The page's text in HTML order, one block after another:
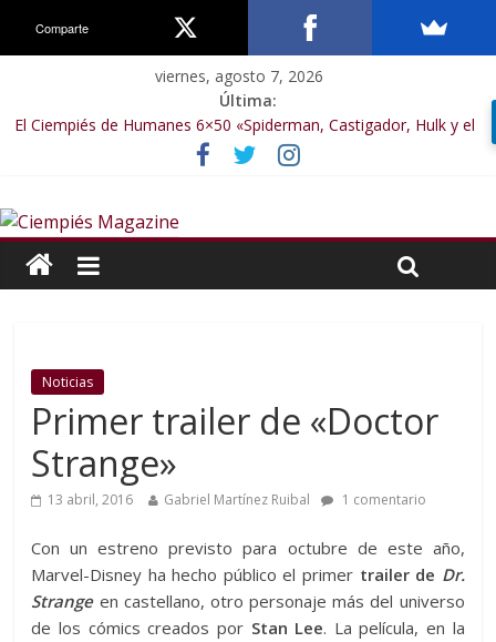
viernes, agosto 7, 2026
Última:
El Ciempiés de Humanes 6×50 «Spiderman, Castigador, Hulk y el
final de la sexta temporada»
El Ciempiés de Humanes 6×49 «Kiritaaaaa»
El Ciempiés de Humanes 6×47 «De nada por nada»
El Ciempiés de Humanes 6×46 «Ciudadano Minion»
Noticias
Primer trailer de «Doctor
Strange»
13 abril, 2016 Gabriel Martínez Ruibal 1 comentario
Con un estreno previsto para octubre de este año,
Marvel-Disney ha hecho público el primer trailer de Dr.
Strange en castellano, otro personaje más del universo
de los cómics creados por Stan Lee. La película, en la
Comparte